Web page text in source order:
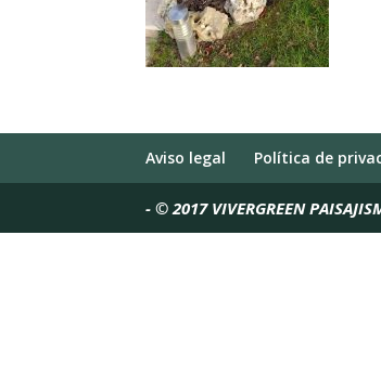
Aviso legal Política de
-© 2017 VIVERGREEN